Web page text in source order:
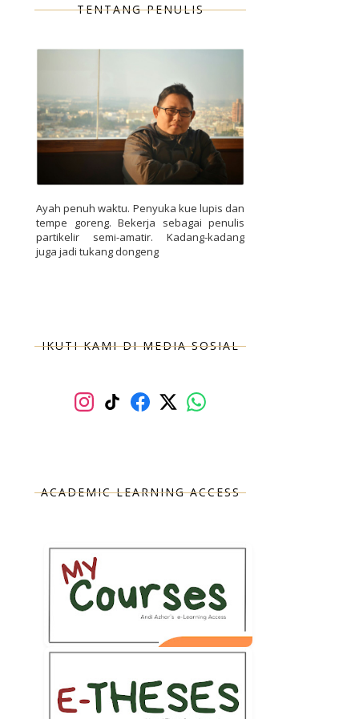
TENTANG PENULIS
Ayah penuh waktu. Penyuka kue lupis dan
tempe goreng. Bekerja sebagai penulis
partikelir semi-amatir. Kadang-kadang
juga jadi tukang dongeng
IKUTI KAMI DI MEDIA SOSIAL
ACADEMIC LEARNING ACCESS